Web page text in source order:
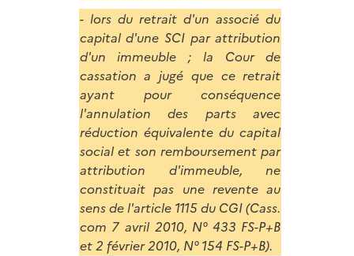
- lors du retrait d'un associé du
capital d'une SCI par attribution
d'un immeuble ; la Cour de
cassation a jugé que ce retrait
ayant pour conséquence
l'annulation des parts avec
réduction équivalente du capital
social et son remboursement par
attribution d'immeuble, ne
constituait pas une revente au
sens de l'article 1115 du CGI (Cass.
com 7 avril 2010, N° 433 FS-P+B
et 2 février 2010, N° 154 FS-P+B).